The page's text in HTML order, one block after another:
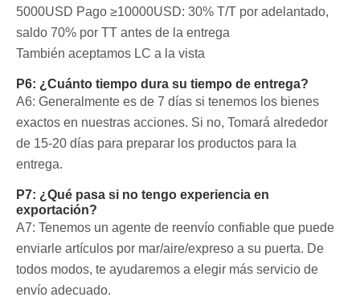
5000USD Pago ≥10000USD: 30% T/T por adelantado,
saldo 70% por TT antes de la entrega
También aceptamos LC a la vista
P6: ¿Cuánto tiempo dura su tiempo de entrega?
A6: Generalmente es de 7 días si tenemos los bienes
exactos en nuestras acciones. Si no, Tomará alrededor
de 15-20 días para preparar los productos para la
entrega.
P7: ¿Qué pasa si no tengo experiencia en
exportación?
A7: Tenemos un agente de reenvío confiable que puede
enviarle artículos por mar/aire/expreso a su puerta. De
todos modos, te ayudaremos a elegir más servicio de
envío adecuado.